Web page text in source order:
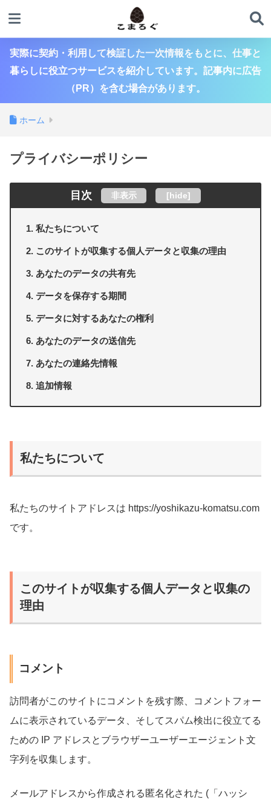
実際に契約・利用して検証した一次情報をもとに、仕事と
暮らしに役立つサービスを紹介しています。記事内に広告
（PR）を含む場合があります。
ホーム
プライバシーポリシー
目次 非表示 [hide]
私たちについて
このサイトが収集する個人データと収集の理由
あなたのデータの共有先
データを保存する期間
データに対するあなたの権利
あなたのデータの送信先
あなたの連絡先情報
追加情報
私たちについて
私たちのサイトアドレスは https://yoshikazu-komatsu.com
です。
このサイトが収集する個人データと収集の
理由
コメント
訪問者がこのサイトにコメントを残す際、コメントフォー
ムに表示されているデータ、そしてスパム検出に役立てる
ための IP アドレスとブラウザーユーザーエージェント文
字列を収集します。
メールアドレスから作成される匿名化された (「ハッシ